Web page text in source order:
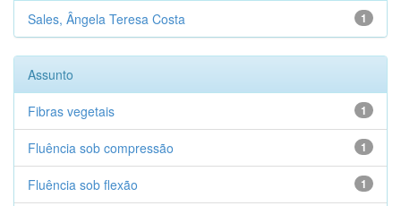
1
Sales, Ângela Teresa Costa
Assunto
1
Fibras vegetais
1
Fluência sob compressão
1
Fluência sob flexão